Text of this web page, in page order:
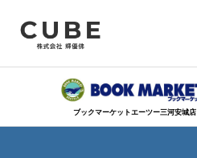
ブックマーケットエーツー三河安城店